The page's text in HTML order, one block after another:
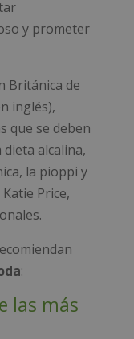
y prometer
Británica de
inglés),
que se deben
alcalina,
la pioppi y
Price,
:
las más